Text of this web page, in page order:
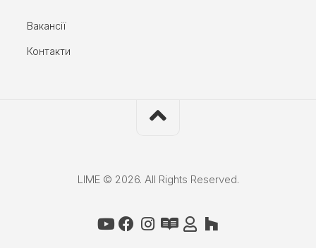
Вакансії
Контакти
LIME © 2026. All Rights Reserved.